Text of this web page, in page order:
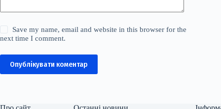
Save my name, email and website in this browser for the
next time I comment.
Опублікувати коментар